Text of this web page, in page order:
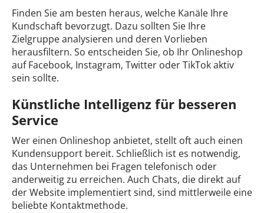
Finden Sie am besten heraus, welche Kanäle Ihre
Kundschaft bevorzugt. Dazu sollten Sie Ihre
Zielgruppe analysieren und deren Vorlieben
herausfiltern. So entscheiden Sie, ob Ihr Onlineshop
auf Facebook, Instagram, Twitter oder TikTok aktiv
sein sollte.
Künstliche Intelligenz für besseren
Service
Wer einen Onlineshop anbietet, stellt oft auch einen
Kundensupport bereit. Schließlich ist es notwendig,
das Unternehmen bei Fragen telefonisch oder
anderweitig zu erreichen. Auch Chats, die direkt auf
der Website implementiert sind, sind mittlerweile eine
beliebte Kontaktmethode.